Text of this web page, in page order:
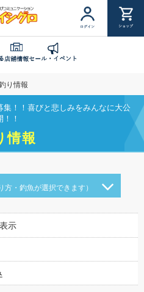
ログイン ショップ
店舗情報セール・イベント
り情報
！！喜びと悲しみをみんなに大公
！！
情報
方・釣魚が選択できます）
示